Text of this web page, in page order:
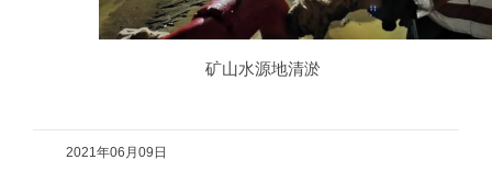
矿山水源地清淤
2021年06月09日